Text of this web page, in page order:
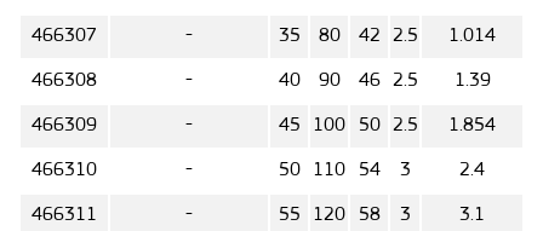
466307 - 35 80 42 2.5 1.014
466308 - 40 90 46 2.5 1.39
466309 - 45 100 50 2.5 1.854
466310 - 50 110 54 3 2.4
466311 - 55 120 58 3 3.1